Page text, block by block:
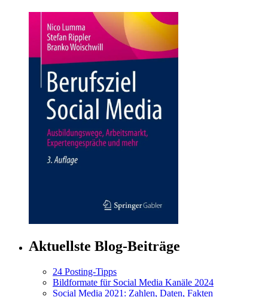
Aktuellste Blog-Beiträge
24 Posting-Tipps
Bildformate für Social Media Kanäle 2024
Social Media 2021: Zahlen, Daten, Fakten